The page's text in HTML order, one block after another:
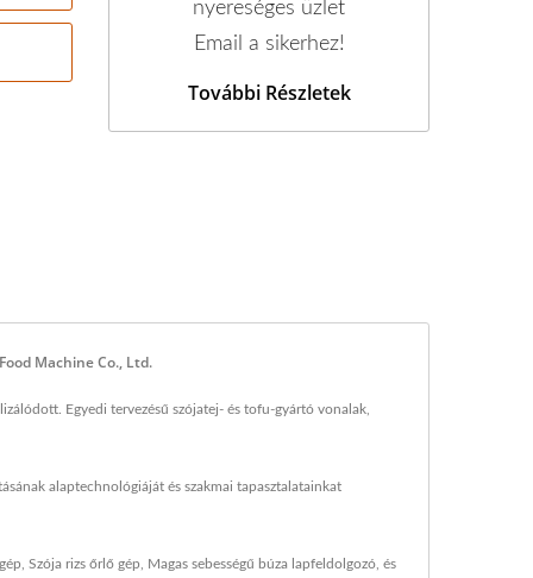
nyereséges üzlet
Email a sikerhez!
További Részletek
Machine Co., Ltd.
Egyedi tervezésű szójatej- és tofu-gyártó vonalak,
alaptechnológiáját és szakmai tapasztalatainkat
Szója rizs őrlő gép Magas sebességű búza lapfeldolgozó , és